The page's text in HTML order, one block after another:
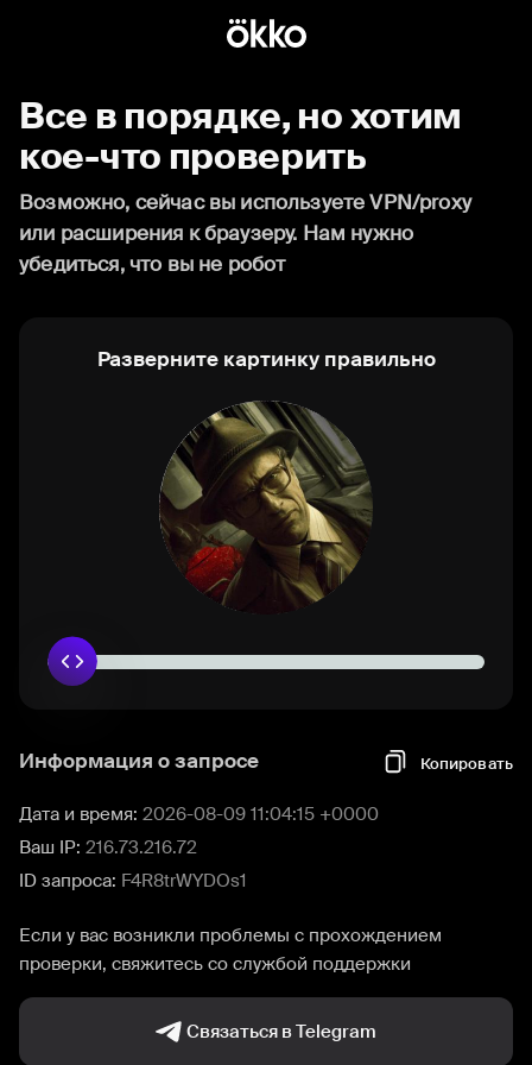
Все в порядке, но хотим
кое-что проверить
Возможно, сейчас вы используете VPN/proxy
или расширения к браузеру. Нам нужно
убедиться, что вы не робот
Разверните картинку правильно
Информация о запросе Копировать
Дата и время: 2026-08-09 11:04:15 +0000
Ваш IP: 216.73.216.72
ID запроса: F4R8trWYDOs1
Если у вас возникли проблемы с прохождением
проверки, свяжитесь со службой поддержки
Связаться в Telegram